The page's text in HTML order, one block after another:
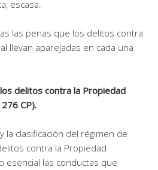
escasa.
las penas que los delitos contra
llevan aparejadas en cada una
delitos contra la Propiedad
CP).
la clasificación del régimen de
contra la Propiedad
esencial las conductas que